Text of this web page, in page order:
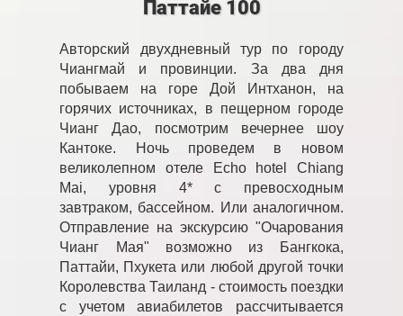
Паттайе 100
Авторский двухдневный тур по городу
Чиангмай и провинции. За два дня
побываем на горе Дой Интханон, на
горячих источниках, в пещерном городе
Чианг Дао, посмотрим вечернее шоу
Кантоке. Ночь проведем в новом
великолепном отеле Echo hotel Chiang
Mai, уровня 4* с превосходным
завтраком, бассейном. Или аналогичном.
Отправление на экскурсию "Очарования
Чианг Мая" возможно из Бангкока,
Паттайи, Пхукета или любой другой точки
Королевства Таиланд - стоимость поездки
с учетом авиабилетов рассчитывается